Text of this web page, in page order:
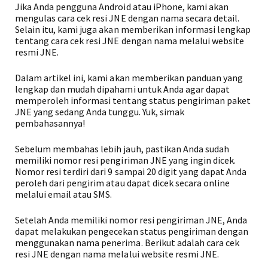
Jika Anda pengguna Android atau iPhone, kami akan
mengulas cara cek resi JNE dengan nama secara detail.
Selain itu, kami juga akan memberikan informasi lengkap
tentang cara cek resi JNE dengan nama melalui website
resmi JNE.
Dalam artikel ini, kami akan memberikan panduan yang
lengkap dan mudah dipahami untuk Anda agar dapat
memperoleh informasi tentang status pengiriman paket
JNE yang sedang Anda tunggu. Yuk, simak
pembahasannya!
Sebelum membahas lebih jauh, pastikan Anda sudah
memiliki nomor resi pengiriman JNE yang ingin dicek.
Nomor resi terdiri dari 9 sampai 20 digit yang dapat Anda
peroleh dari pengirim atau dapat dicek secara online
melalui email atau SMS.
Setelah Anda memiliki nomor resi pengiriman JNE, Anda
dapat melakukan pengecekan status pengiriman dengan
menggunakan nama penerima. Berikut adalah cara cek
resi JNE dengan nama melalui website resmi JNE.